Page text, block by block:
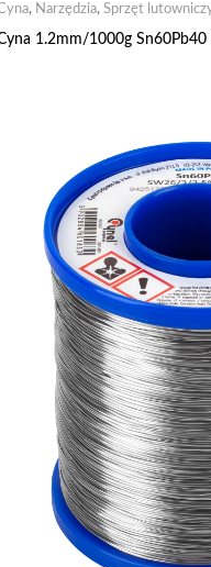
, Narzędzia, Sprzęt
1.2mm/1000g